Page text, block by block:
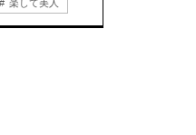
楽して美人